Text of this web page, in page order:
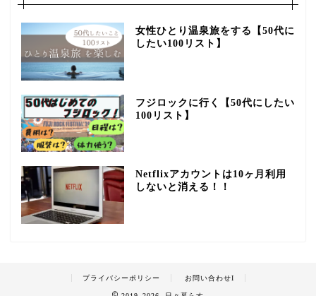
女性ひとり温泉旅をする【50代に
したい100リスト】
フジロックに行く【50代にしたい
100リスト】
Netflixアカウントは10ヶ月利用
しないと消える！！
プライバシーポリシー お問い合わせI